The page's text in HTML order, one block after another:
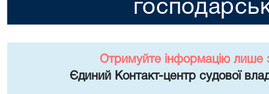
Отримуйте інформацію лише
Єдиний Контакт-центр судової